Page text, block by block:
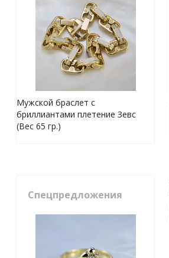
Мужской браслет с
бриллиантами плетение Зевс
(Вес 65 гр.)
Спецпредложения